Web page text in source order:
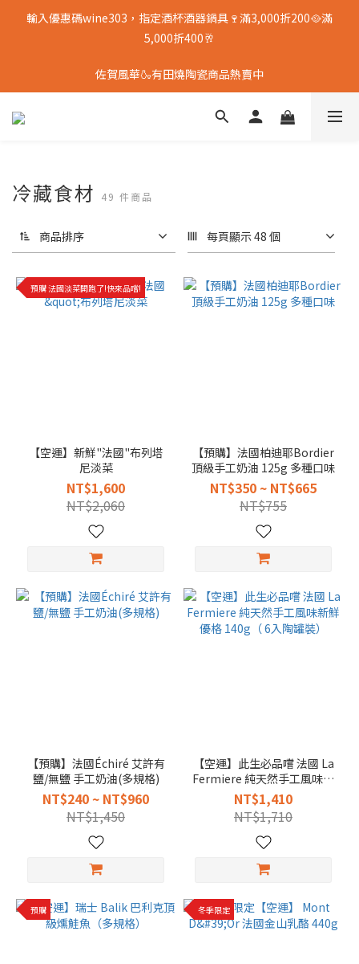
輸入優惠碼wine303，指定酒杯酒器鍋具🍷滿3,000折200🥘滿
5,000折400🥂
佐賀風華🍶有田燒陶瓷商品熱賣中
冷藏食材 49 件商品
商品排序 每頁顯示 48 個
預購 法國淡菜開跑了!快來品嚐!
【空運】新鮮"法國"布列塔
尼淡菜
NT$1,600
NT$2,060
【預購】法國柏迪耶Bordier
頂級手工奶油 125g 多種口味
NT$350 ~ NT$665
NT$755
【預購】法國Échiré 艾許有
鹽/無鹽 手工奶油(多規格)
NT$240 ~ NT$960
NT$1,450
【空運】此生必品嚐 法國 La
Fermiere 純天然手工風味新
鮮優格 140g（ 6入陶罐裝）
NT$1,410
NT$1,710
預購 冬季限定